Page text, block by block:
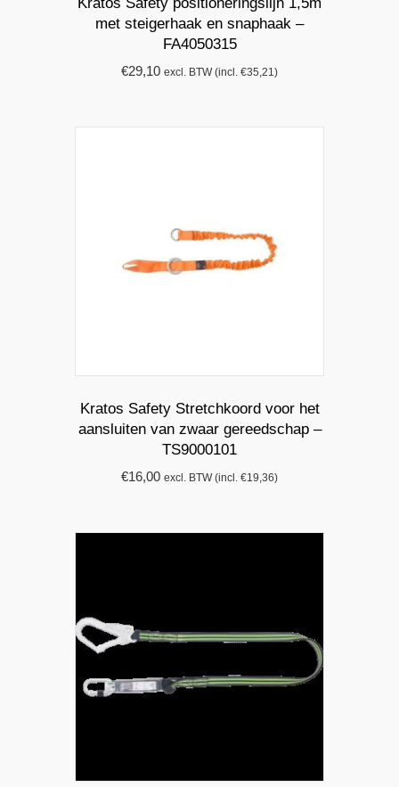
Kratos Safety positioneringslijn 1,5m
met steigerhaak en snaphaak –
FA4050315
€29,10 excl. BTW (incl. €35,21 )
Kratos Safety Stretchkoord voor het
aansluiten van zwaar gereedschap –
TS9000101
€16,00 excl. BTW (incl. €19,36)